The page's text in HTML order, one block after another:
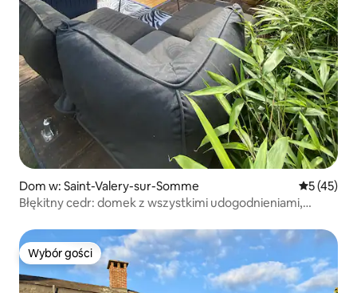
Dom w: Saint-Valery-sur-Somme Średnia
5 (45)
Błękitny cedr: domek z wszystkimi udogodnieniami,
Wybór gości
Wybór gości